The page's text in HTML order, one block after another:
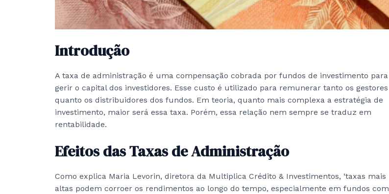
Introdução
A taxa de administração é uma compensação cobrada por fundos de investimento para
gerir o capital dos investidores. Esse custo é utilizado para remunerar tanto os gestores
quanto os distribuidores dos fundos. Em teoria, quanto mais complexa a estratégia de
investimento, maior será essa taxa. Porém, essa relação nem sempre se traduz em
rentabilidade.
Efeitos das Taxas de Administração
Como explica Maria Levorin, diretora da Multiplica Crédito & Investimentos, ‘taxas mais
altas podem corroer os rendimentos ao longo do tempo, especialmente em fundos com